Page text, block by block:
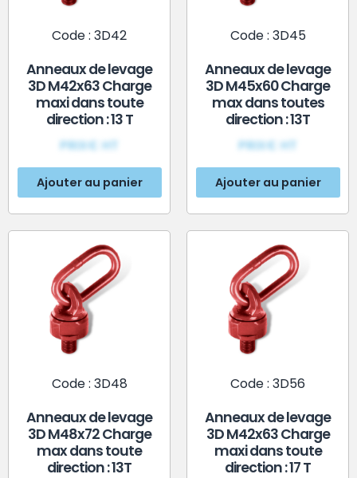
Code : 3D42
Anneaux de levage
3D M42x63 Charge
maxi dans toute
direction : 13 T
PRIX€ HT
Ajouter au panier
Code : 3D45
Anneaux de levage
3D M45x60 Charge
max dans toutes
direction : 13T
PRIX€ HT
Ajouter au panier
Code : 3D48
Anneaux de levage
3D M48x72 Charge
max dans toute
direction : 13T
Code : 3D56
Anneaux de levage
3D M42x63 Charge
maxi dans toute
direction : 17 T